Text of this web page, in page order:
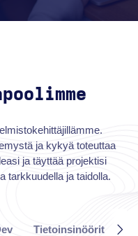
ja kykyä toteuttaa
ja täyttää projektisi
tarkkuudella ja taidolla.
Tietoinsinöörit